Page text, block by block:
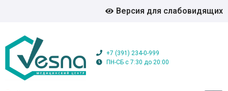
Версия для слабовидящих
+7 (391) 234-0-999
ПН-СБ с 7:30 до 20:00